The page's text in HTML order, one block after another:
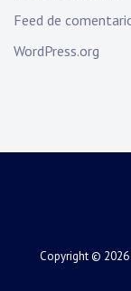
Feed de
WordPress.org
Copyright © 2026